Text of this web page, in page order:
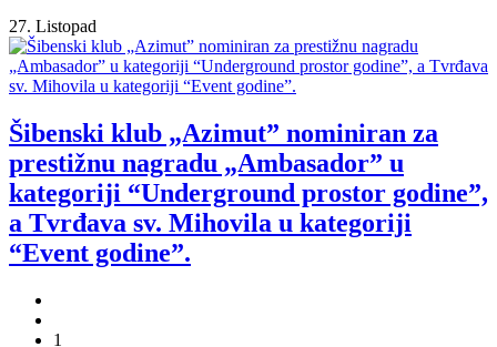
27. Listopad
Šibenski klub „Azimut” nominiran za
prestižnu nagradu „Ambasador” u
kategoriji “Underground prostor godine”,
a Tvrđava sv. Mihovila u kategoriji
“Event godine”.
1